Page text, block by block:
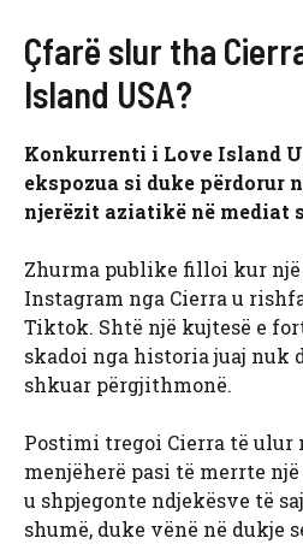
Çfarë slur tha
Island USA?
Konkurrenti i Love Island
ekspozua si duke përdorur
njerëzit aziatikë në mediat
Zhurma publike filloi kur
Instagram nga Cierra u
Tiktok. Shtë një kujtesë e
skadoi nga historia juaj nuk
shkuar përgjithmonë.
Postimi tregoi Cierra të ulur
menjëherë pasi të merrte
u shpjegonte ndjekësve të
shumë, duke vënë në dukje